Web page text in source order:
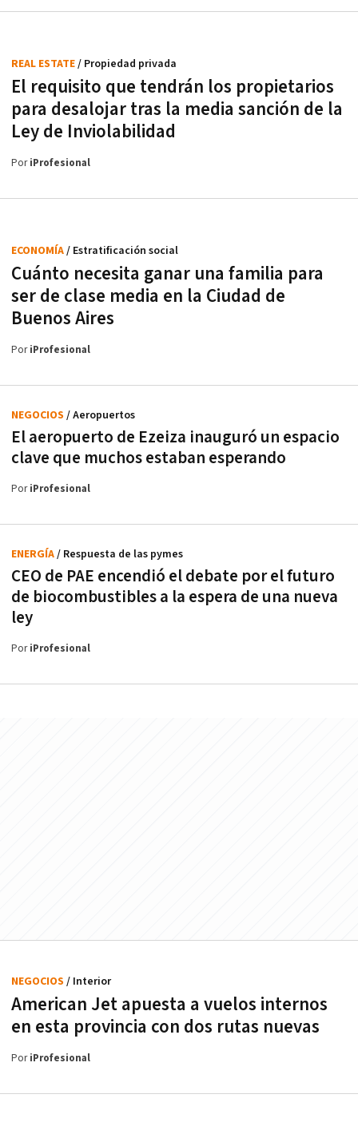
El requisito que tendrán los propietarios
para desalojar tras la media sanción de la
Ley de Inviolabilidad
REAL ESTATE/ Propiedad privada
PoriProfesional
Cuánto necesita ganar una familia para
ser de clase media en la Ciudad de
Buenos Aires
ECONOMÍA/ Estratificación social
PoriProfesional
El aeropuerto de Ezeiza inauguró un espacio
clave que muchos estaban esperando
NEGOCIOS / Aeropuertos
PoriProfesional
CEO de PAE encendió el debate por el futuro
de biocombustibles a la espera de una nueva
ley
ENERGÍA/ Respuesta de las pymes
PoriProfesional
American Jet apuesta a vuelos internos
en esta provincia con dos rutas nuevas
NEGOCIOS / Interior
PoriProfesional